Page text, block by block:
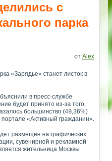
с
парка
от Alex
«Зарядье» станет листок в
в пресс-службе
будет принято из-за того,
большинство (49,36%)
«Активный гражданин».
размещен на графических
сувенирной и рекламной
жительница Москвы